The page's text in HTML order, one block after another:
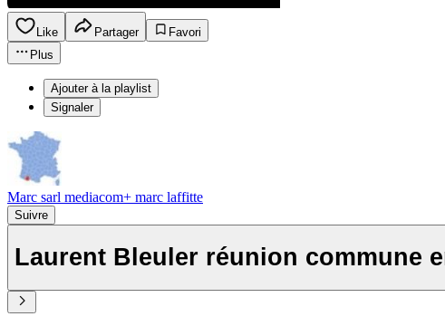
Like Partager
Favori
Plus
Ajouter à la playlist
Signaler
Marc sarl mediacom+ marc laffitte
Suivre
Laurent Bleuler réunion commune